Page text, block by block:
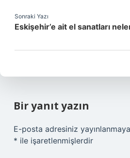
Sonraki Yazı
Eskişehir’e ait el sanatları
Bir yanıt yazın
E-posta adresiniz
* ile işaretlenmişlerdir